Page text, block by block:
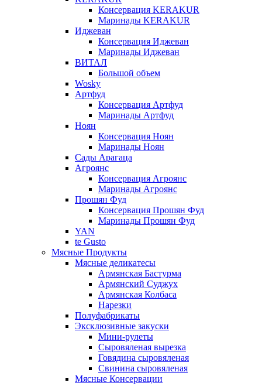
Консервация KERAKUR
Маринады KERAKUR
Иджеван
Консервация Иджеван
Маринады Иджеван
ВИТАЛ
Большой объем
Wosky
Артфуд
Консервация Артфуд
Маринады Артфуд
Ноян
Консервация Ноян
Маринады Ноян
Сады Арагаца
Агроянс
Консервация Агроянс
Маринады Агроянс
Прошян Фуд
Консервация Прошян Фуд
Маринады Прошян Фуд
YAN
te Gusto
Мясные Продукты
Мясные деликатесы
Армянская Бастурма
Армянский Суджух
Армянская Колбаса
Нарезки
Полуфабрикаты
Эксклюзивные закуски
Мини-рулеты
Сыровяленая вырезка
Говядина сыровяленая
Свинина сыровяленая
Мясные Консервации